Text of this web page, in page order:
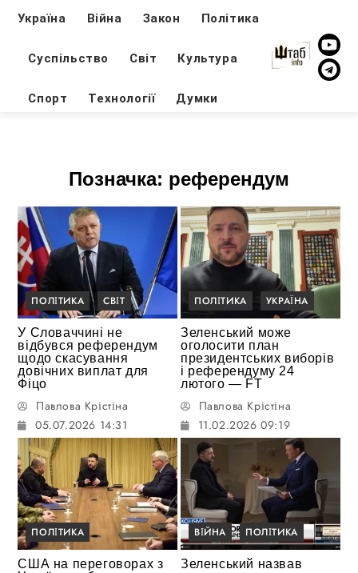
Україна Війна Закон Політика
Суспільство Світ Культура
Спорт Технології Думки
Позначка: референдум
ПОЛІТИКА СВІТ
У Словаччині не
відбувся референдум
щодо скасування
довічних виплат для
Фіцо
Павлова Крістіна
05.07.2026 14:31
ПОЛІТИКА УКРАЇНА
Зеленський може
оголосити план
президентських виборів
і референдуму 24
лютого — FT
Павлова Крістіна
11.02.2026 09:19
ПОЛІТИКА
США на переговорах з
ВІЙНА ПОЛІТИКА
Зеленський назвав